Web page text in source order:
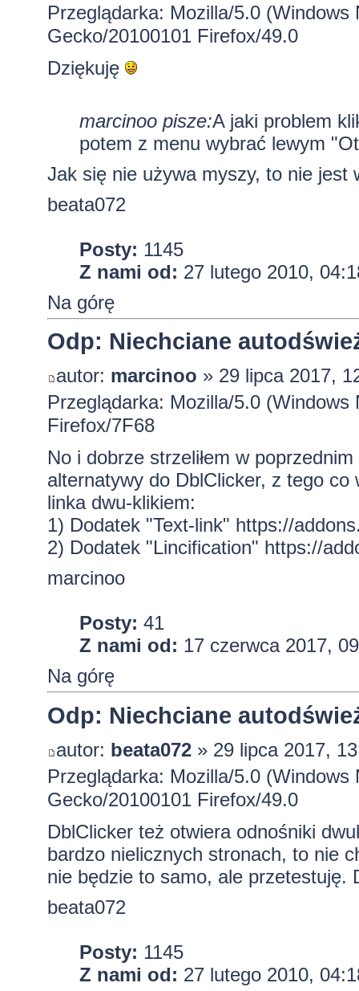
Przeglądarka: Mozilla/5.0
Gecko/20100101 Firefox/49.0
Dziękuję
marcinoo pisze:A jaki problem
potem z menu wybrać lewym
Jak się nie używa myszy, to nie jest
beata072
Posty: 1145
Z nami od: 27 lutego 2010,
Na górę
Odp: Niechciane
autor: marcinoo » 29 lipca 2017,
Przeglądarka: Mozilla/5.0
Firefox/7F68
No i dobrze strzeliłem w
alternatywy do DblClicker, z tego co
linka dwu-klikiem:
1) Dodatek "Text-link" https://
2) Dodatek "Lincification" https://
marcinoo
Posty: 41
Z nami od: 17 czerwca 2017,
Na górę
Odp: Niechciane
autor: beata072» 29 lipca 2017,
Przeglądarka: Mozilla/5.0
Gecko/20100101 Firefox/49.0
DblClicker też otwiera odnośniki
bardzo nielicznych stronach, to nie
nie będzie to samo, ale przetestuję.
beata072
Posty: 1145
Z nami od: 27 lutego 2010,